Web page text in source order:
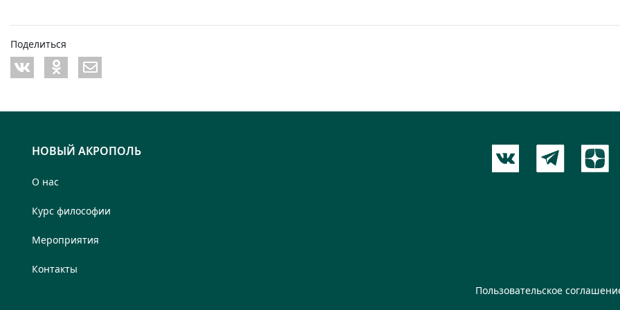
Поделиться
НОВЫЙ АКРОПОЛЬ
О нас
Курс философии
Мероприятия
Контакты
Пользовательское